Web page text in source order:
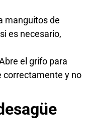
manguitos de
es necesario,
el grifo para
correctamente y no